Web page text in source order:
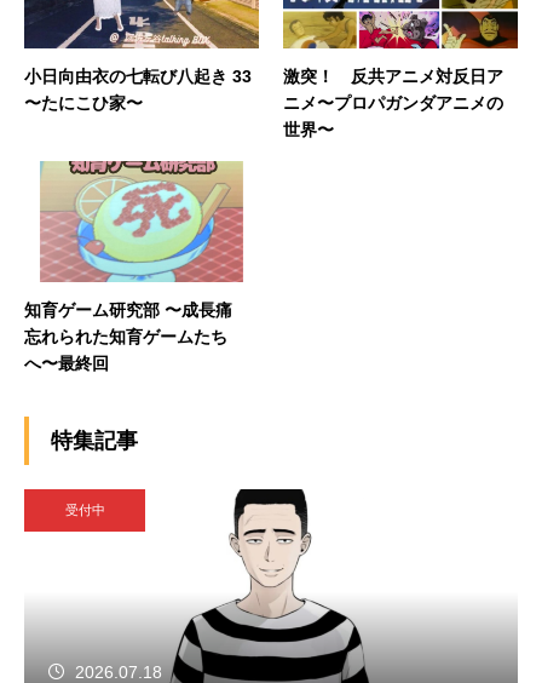
小日向由衣の七転び八起き 33
〜たにこひ家〜
激突！ 反共アニメ対反日ア
ニメ〜プロパガンダアニメの
世界〜
知育ゲーム研究部 〜成長痛
忘れられた知育ゲームたち
へ〜最終回
特集記事
受付中
2026.07.18